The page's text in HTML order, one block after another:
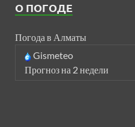
О ПОГОДЕ
Погода в Алматы
Gismeteo
Прогноз на 2 недели